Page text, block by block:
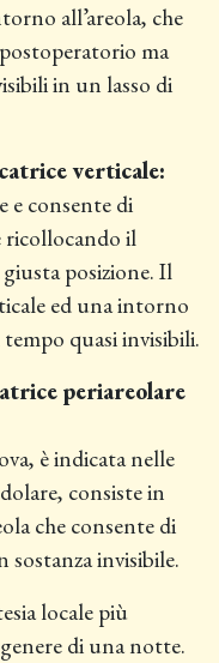
all’areola, che
ma
in un lasso di
verticale:
e consente di
ricollocando il
posizione. Il
ed una intorno
tempo quasi invisibili.
periareolare
è indicata nelle
consiste in
che consente di
sostanza invisibile.
locale più
di una notte.